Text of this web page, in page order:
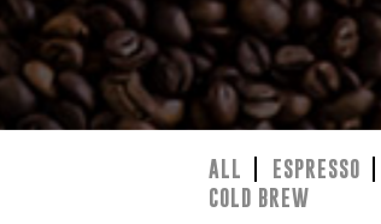
ALL ESPRESSO
COLD BREW